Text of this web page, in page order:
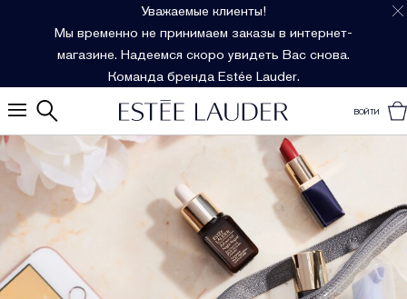
Уважаемые клиенты!
Мы временно не принимаем заказы в интернет-
магазине. Надеемся скоро увидеть Вас снова.
Команда бренда Estée Lauder.
ВОЙТИ